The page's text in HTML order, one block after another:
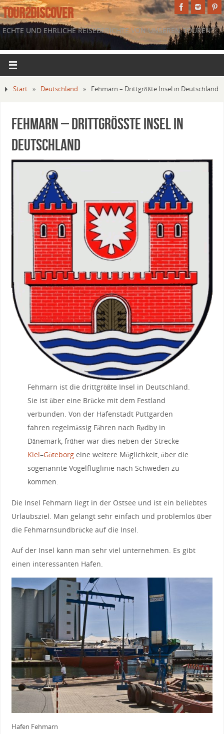
TOUR2DISCOVER
ECHTE UND EHRLICHE REISEBERICHTE VON UNSEREN TOUREN.
Start » Deutschland » Fehmarn – Drittgrößte Insel in Deutschland
Fehmarn – Drittgrößte Insel in
Deutschland
Fehmarn ist die drittgrößte Insel in Deutschland.
Sie ist über eine Brücke mit dem Festland
verbunden. Von der Hafenstadt Puttgarden
fahren regelmässig Fähren nach Rødby in
Dänemark, früher war dies neben der Strecke
Kiel–Göteborgeine weitere Möglichkeit, über die
sogenannte Vogelfluglinie nach Schweden zu
kommen.
Die Insel Fehmarn liegt in der Ostsee und ist ein beliebtes
Urlaubsziel. Man gelangt sehr einfach und problemlos über
die Fehmarnsundbrücke auf die Insel.
Auf der Insel kann man sehr viel unternehmen. Es gibt
einen interessanten Hafen.
Hafen Fehmarn